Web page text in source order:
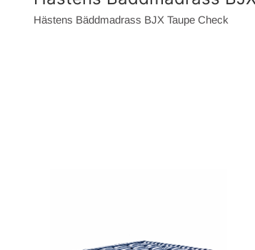
Hästens Bäddmadrass BJX Taupe Check